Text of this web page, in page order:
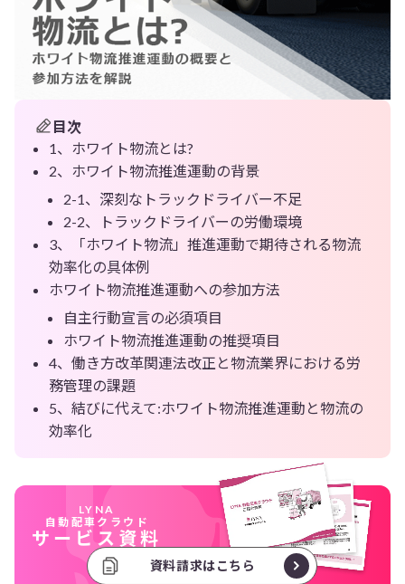
目次
1、ホワイト物流とは?
2、ホワイト物流推進運動の背景
2-1、深刻なトラックドライバー不足
2-2、トラックドライバーの労働環境
3、「ホワイト物流」推進運動で期待される物流
効率化の具体例
ホワイト物流推進運動への参加方法
自主行動宣言の必須項目
ホワイト物流推進運動の推奨項目
4、働き方改革関連法改正と物流業界における労
務管理の課題
5、結びに代えて:ホワイト物流推進運動と物流の
効率化
LYNA
自動配車クラウド
サービス資料
資料請求はこちら